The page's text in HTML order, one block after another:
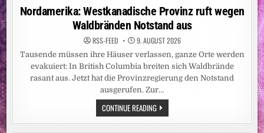
Nordamerika: Westkanadische Provinz ruft wegen
Waldbränden Notstand aus
RSS-FEED 9. AUGUST 2026
Tausende müssen ihre Häuser verlassen, ganze Orte werden
evakuiert: In British Columbia breiten sich Waldbrände
rasant aus. Jetzt hat die Provinzregierung den Notstand
ausgerufen. Zur…
CONTINUE READINGNORDAMERIKA:
WESTKANADISCHE
PROVINZ